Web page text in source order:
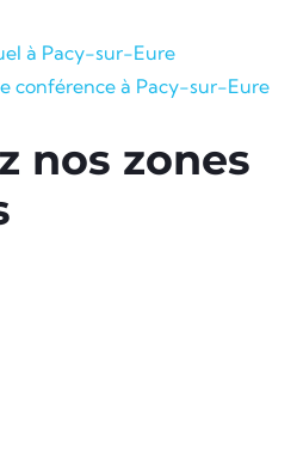
à Pacy-sur-Eure
conférence à Pacy-sur-Eure
nos zones